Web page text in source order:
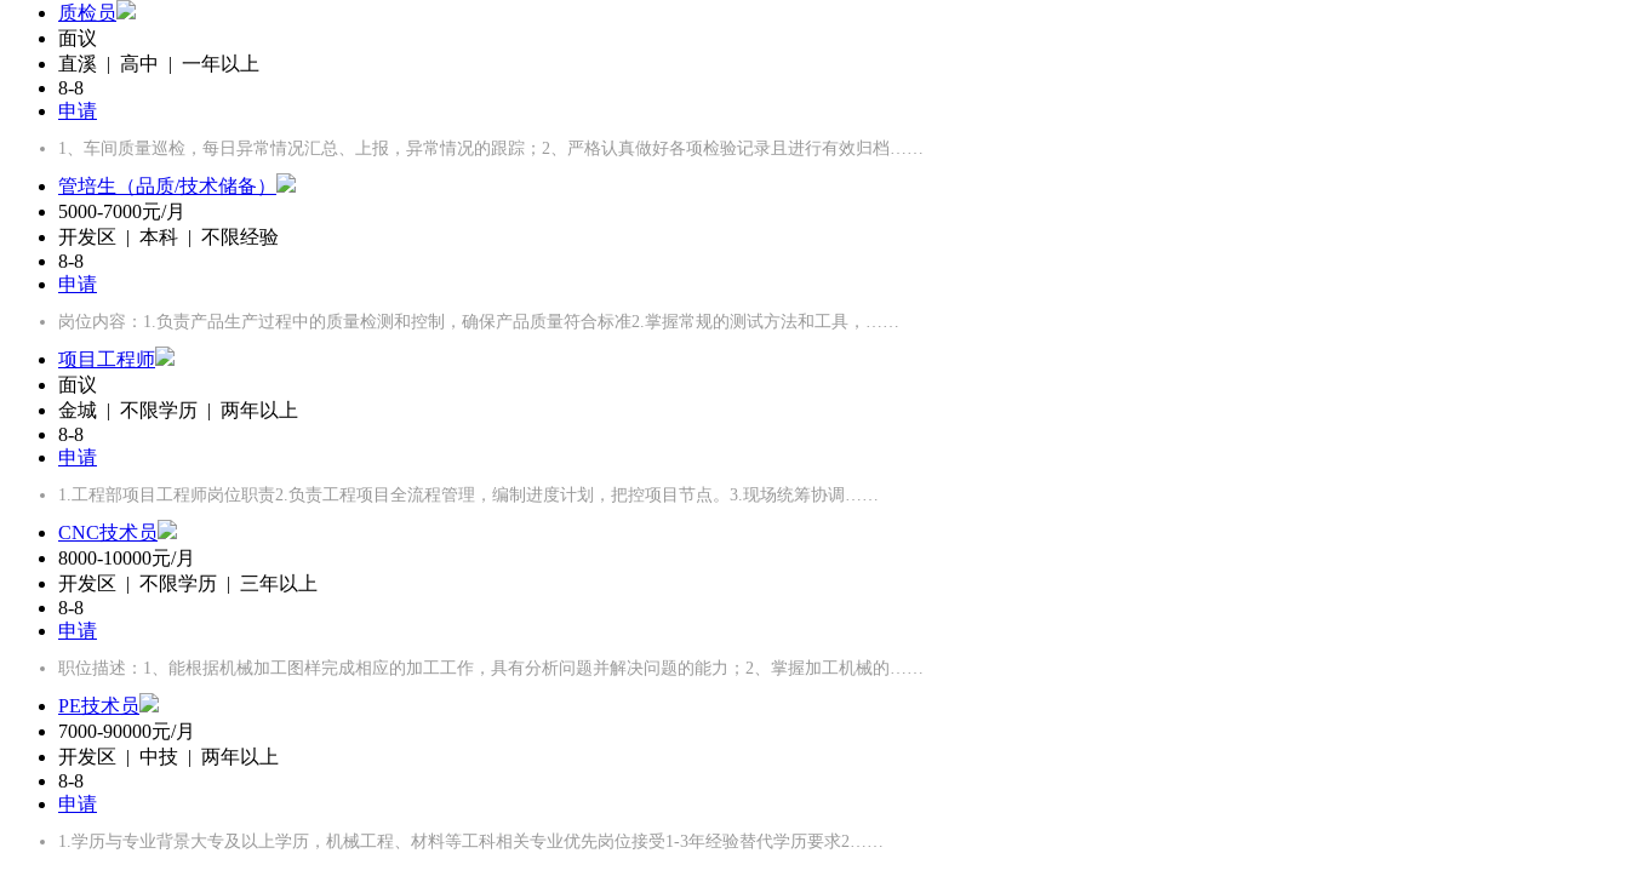
质检员
面议
直溪 | 高中 | 一年以上
8-8
申请
1、车间质量巡检，每日异常情况汇总、上报，异常情况的跟踪；2、严格认真做好各项检验记录且进行有效归档……
管培生（品质/技术储备）
5000-7000元/月
开发区 | 本科 | 不限经验
8-8
申请
岗位内容：1.负责产品生产过程中的质量检测和控制，确保产品质量符合标准2.掌握常规的测试方法和工具，……
项目工程师
面议
金城 | 不限学历 | 两年以上
8-8
申请
1.工程部项目工程师岗位职责2.负责工程项目全流程管理，编制进度计划，把控项目节点。3.现场统筹协调……
CNC技术员
8000-10000元/月
开发区 | 不限学历 | 三年以上
8-8
申请
职位描述：1、能根据机械加工图样完成相应的加工工作，具有分析问题并解决问题的能力；2、掌握加工机械的……
PE技术员
7000-90000元/月
开发区 | 中技 | 两年以上
8-8
申请
1.学历与专业背景大专及以上学历，机械工程、材料等工科相关专业优先岗位接受1-3年经验替代学历要求2……